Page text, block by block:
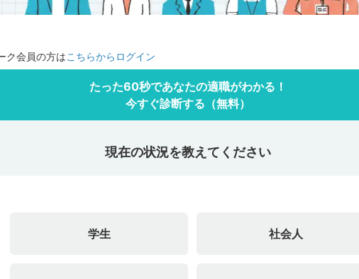
ク会員の方はこちらからログイン
たった60秒であなたの適職がわかる！
今すぐ診断する（無料）
現在の状況を教えてください
学生 社会人